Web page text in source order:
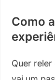
Como
Quer